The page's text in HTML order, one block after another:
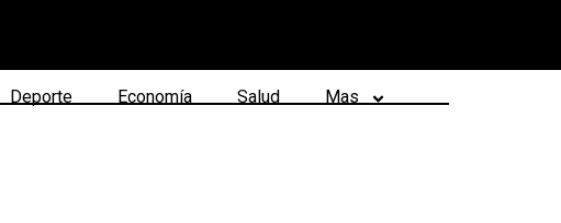
Deporte Economía Salud Mas